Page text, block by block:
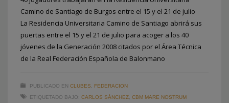
Camino de Santiago de Burgos entre el 15 y el 21 de julio
La Residencia Universitaria Camino de Santiago abrirá sus
puertas entre el 15 y el 21 de julio para acoger a los 40
jóvenes de la Generación 2008 citados por el Área Técnica
de la Real Federación Española de Balonmano
PUBLICADO EN CLUBES
FEDERACION
ETIQUETADO BAJO: CARLOS SÁNCHEZ CBM MARE NOSTRUM